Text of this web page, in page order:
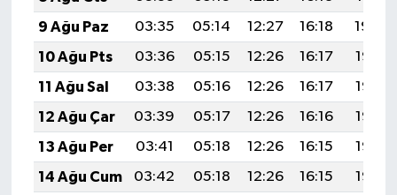
9 Ağu Paz
03:35 05:14 12:27 16:18
19:30
10 Ağu Pts
03:36 05:15 12:26 16:17
19:28
11 Ağu Sal
03:38 05:16 12:26 16:17
19:27
12 Ağu Çar
03:39 05:17 12:26 16:16
19:26
13 Ağu Per
03:41 05:18 12:26 16:15
19:25
14 Ağu Cum
03:42 05:18 12:26 16:15
19:23
YEREL
Yerel Haberler